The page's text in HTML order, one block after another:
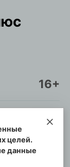
16+
ПИ №57-
целей.
данные